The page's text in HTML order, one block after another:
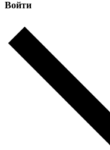
Войти